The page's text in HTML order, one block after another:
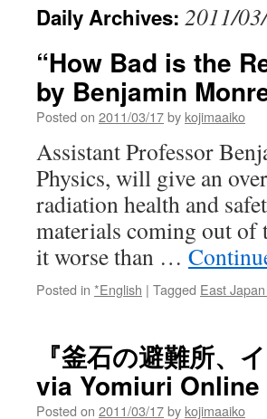
Daily Archives: 2011/
“How Bad is the
by Benjamin
Posted on 2011/03/17by kojimaaiko
Assistant Professor
Physics, will give an
radiation health and
materials coming out of
it worse than …
Posted in *English | Tagged East
『釜石の避難所、
via Yomiuri Online
Posted on 2011/03/17by kojimaaiko